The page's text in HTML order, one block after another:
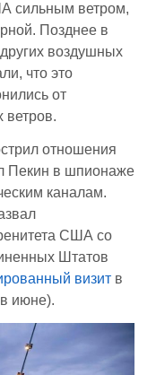
сильным ветром,
Позднее в
воздушных
что это
от
ветров.
отношения
Пекин в шпионаже
каналам.
США со
Штатов
визит в
июне).